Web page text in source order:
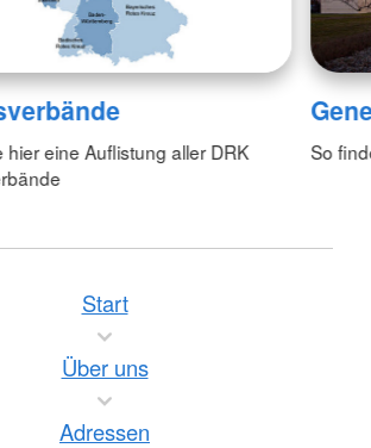
hier eine Auflistung aller DRK
So
Start
Über uns
Adressen